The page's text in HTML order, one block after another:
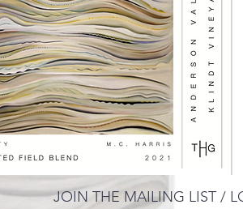
JOIN THE MAILING LIST /